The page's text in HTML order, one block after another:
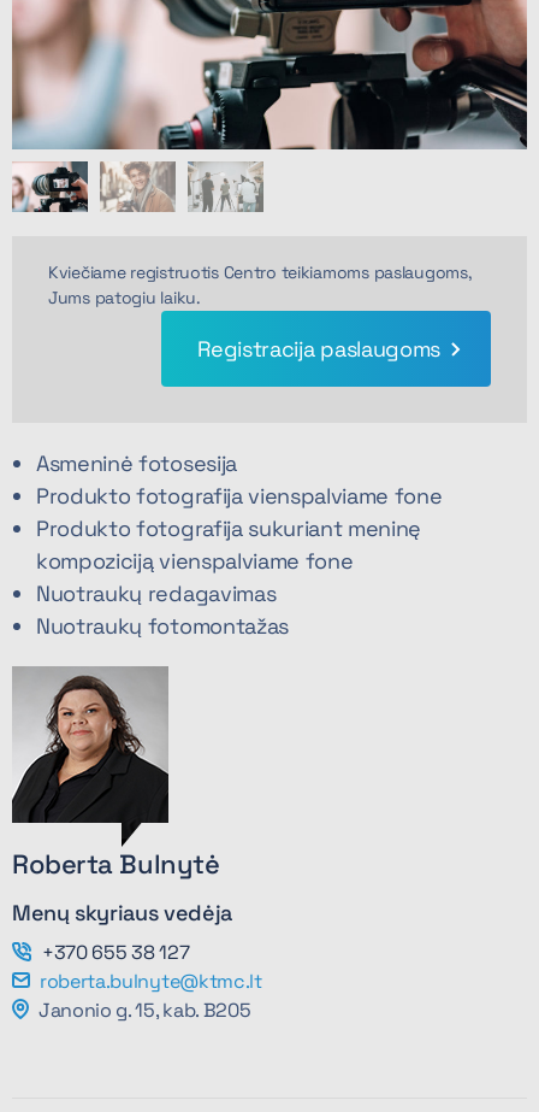
Kviečiame registruotis Centro teikiamoms paslaugoms,
Jums patogiu laiku.
Registracija paslaugoms
Asmeninė fotosesija
Produkto fotografija vienspalviame fone
Produkto fotografija sukuriant meninę
kompoziciją vienspalviame fone
Nuotraukų redagavimas
Nuotraukų fotomontažas
Roberta Bulnytė
Menų skyriaus vedėja
+370 655 38 127
roberta.bulnyte@ktmc.lt
Janonio g. 15, kab. B205